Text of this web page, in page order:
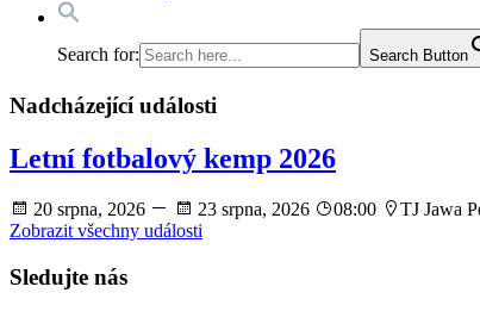
Search for: Search Button
Nadcházející události
Letní fotbalový kemp 2026
20 srpna, 2026 23 srpna, 2026 08:00 TJ Jawa
Zobrazit všechny události
Sledujte nás